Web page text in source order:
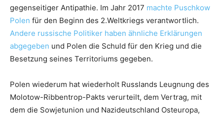
gegenseitiger Antipathie. Im Jahr 2017 machte Puschkow
Polen für den Beginn des 2.Weltkriegs verantwortlich.
Andere russische Politiker haben ähnliche Erklärungen
abgegeben und Polen die Schuld für den Krieg und die
Besetzung seines Territoriums gegeben.
Polen wiederum hat wiederholt Russlands Leugnung des
Molotow-Ribbentrop-Pakts verurteilt, dem Vertrag, mit
dem die Sowjetunion und Nazideutschland Osteuropa,